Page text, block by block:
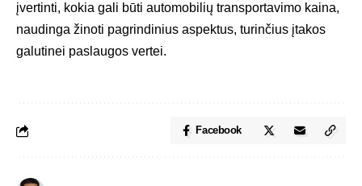
įvertinti, kokia gali būti automobilių transportavimo kaina,
naudinga žinoti pagrindinius aspektus, turinčius įtakos
galutinei paslaugos vertei.
Facebook